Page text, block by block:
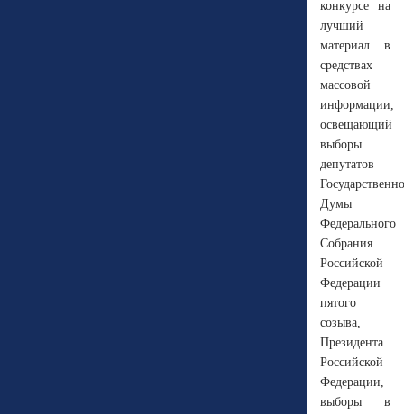
конкурсе на
лучший
материал в
средствах
массовой
информации,
освещающий
выборы
депутатов
Думы
Федерального
Собрания
Российской
Федерации
пятого
созыва,
Президента
Российской
Федерации,
выборы в